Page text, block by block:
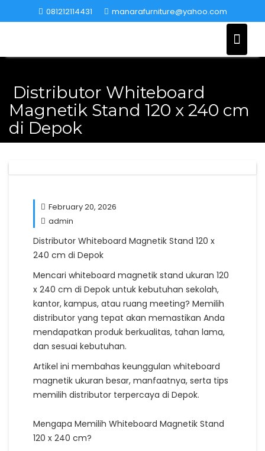
to
081212114431 manarafurniture@yahoo.com
Distributor Whiteboard
Magnetik Stand 120 x 240 cm
di Depok
February 20, 2026
admin
Distributor Whiteboard Magnetik Stand 120 x
240 cm di Depok
Mencari whiteboard magnetik stand ukuran 120
x 240 cm di Depok untuk kebutuhan sekolah,
kantor, kampus, atau ruang meeting? Memilih
distributor yang tepat akan memastikan Anda
mendapatkan produk berkualitas, tahan lama,
dan sesuai kebutuhan.
Artikel ini membahas keunggulan whiteboard
magnetik ukuran besar, manfaatnya, serta tips
memilih distributor terpercaya di Depok.
Mengapa Memilih Whiteboard Magnetik Stand
120 x 240 cm?